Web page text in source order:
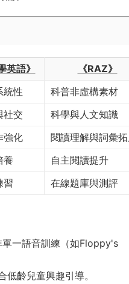
英語》
《RAZ》
統性
科普非虛構素材
社交
科學與人文知識
強化
閱讀理解與詞彙
養
自主閱讀提升
習 在線題庫與測評
單一語音訓練（如Floppy's
齡兒童興趣引導。